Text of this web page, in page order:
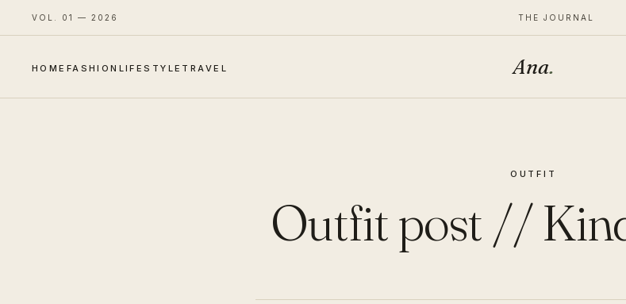
VOL. 01 — 2026 THE JOURNAL
HOME FASHION LIFESTYLE TRAVEL Ana.
OUTFIT
Outfit post //